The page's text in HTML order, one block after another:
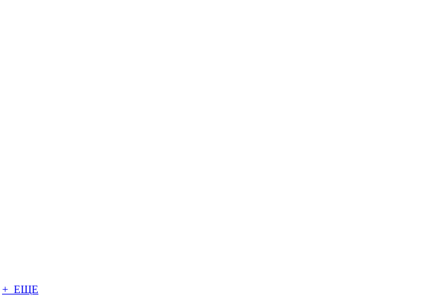
+ ЕЩЕ